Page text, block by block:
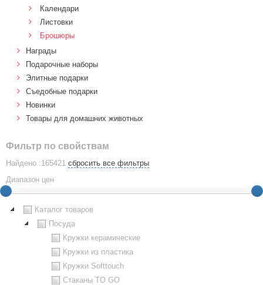
Календари
Листовки
Брошюры
Награды
Подарочные наборы
Элитные подарки
Cъедобные подарки
Новинки
Товары для домашних животных
Фильтр по свойствам
Найдено :165421 сбросить все фильтры
Диапазон цен
Каталог товаров
Посуда
Кружки керамические
Кружки из пластика
Кружки Softtouch
Стаканы TO GO